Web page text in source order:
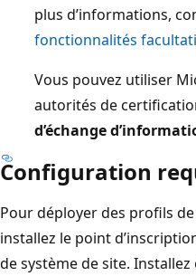
plus d’informations,
fonctionnalités
Vous pouvez utiliser
autorités de
d’échange
Configuration
Pour déployer des profils
installez le point
de système de site.